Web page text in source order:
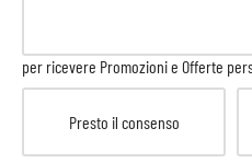
per ricevere Promozioni e Offerte
Presto il consenso